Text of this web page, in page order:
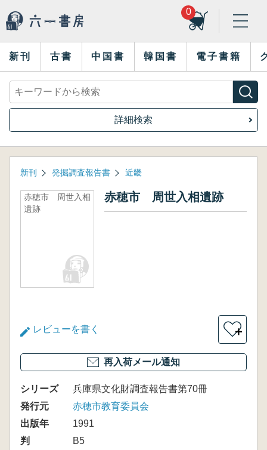
0
新刊 古書 中国書 韓国書 電子書籍
詳細検索
新刊 発掘調査報告書 近畿
赤穂市 周世入相
遺跡
赤穂市 周世入相遺跡
レビューを書く ＋
再入荷メール通知
シリーズ
兵庫県文化財調査報告書第70冊
発行元
赤穂市教育委員会
出版年
1991
判
B5